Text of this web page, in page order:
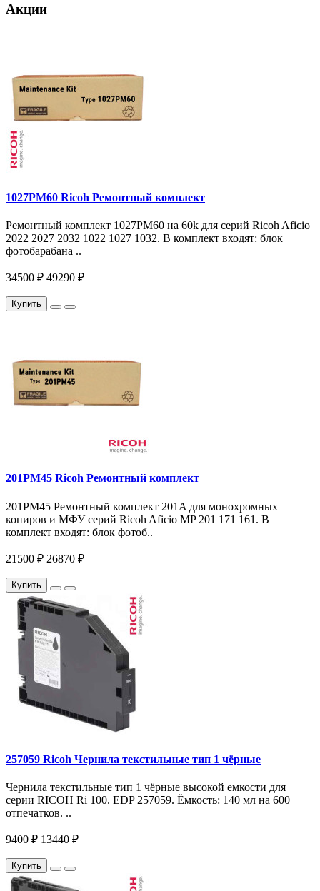
Акции
1027PM60 Ricoh Ремонтный комплект
Ремонтный комплект 1027PM60 на 60k для серий Ricoh Aficio
2022 2027 2032 1022 1027 1032. В комплект входят: блок
фотобарабана ..
34500 ₽ 49290 ₽
Купить
201PM45 Ricoh Ремонтный комплект
201PM45 Ремонтный комплект 201A для монохромных
копиров и МФУ серий Ricoh Aficio MP 201 171 161. В
комплект входят: блок фотоб..
21500 ₽ 26870 ₽
Купить
257059 Ricoh Чернила текстильные тип 1 чёрные
Чернила текстильные тип 1 чёрные высокой емкости для
серии RICOH Ri 100. EDP 257059. Ёмкость: 140 мл на 600
отпечатков. ..
9400 ₽ 13440 ₽
Купить